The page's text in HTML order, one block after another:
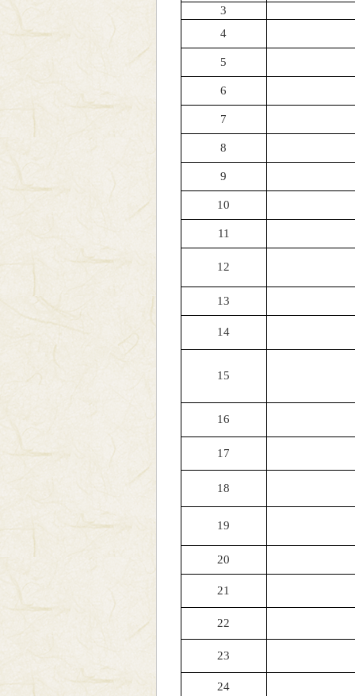
3
4
5
6
7
8
9
10
11
12
13
14
15
16
17
18
19
20
21
22
23
24